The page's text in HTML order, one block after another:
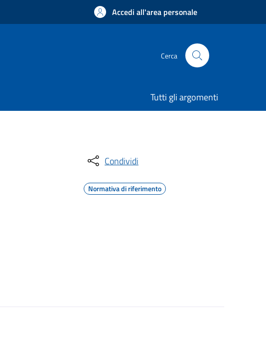
Accedi all'area personale
Cerca
Tutti gli argomenti
Condividi
Normativa di riferimento